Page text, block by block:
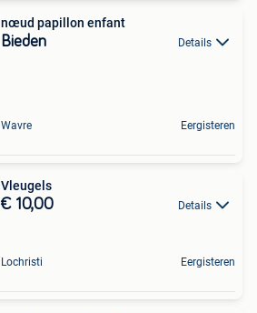
nœud papillon enfant
Bieden Details
Wavre Eergisteren
Vleugels
€ 10,00 Details
Lochristi Eergisteren